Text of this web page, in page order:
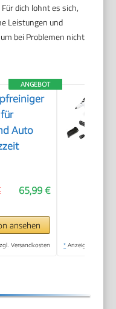
dich lohnt es sich,
Leistungen und
bei Problemen nicht
ANGEBOT
Auto
65,99 €
ansehen
Versandkosten * Anzeige